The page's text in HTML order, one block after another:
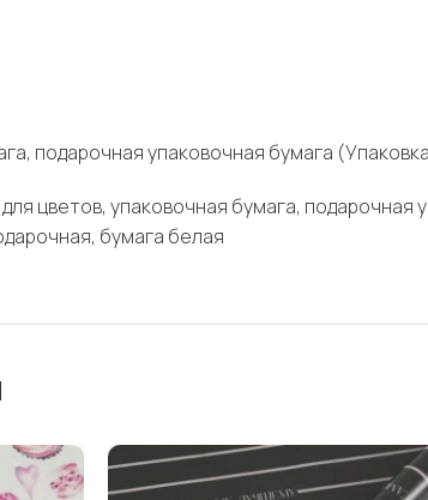
подарочная упаковочная бумага
цветов, упаковочная бумага, подарочная
бумага белая